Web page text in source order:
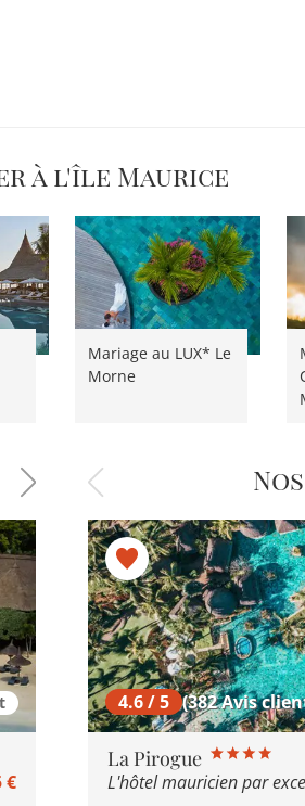
à l'île Maurice
Mariage au LUX* Le
Morne
€
4.5 / 5 (57 Avis client)
Shangri-La Le
Un fleuron de l'hôtellerie
4.6 / 5 (382 Avis
La Pirogue